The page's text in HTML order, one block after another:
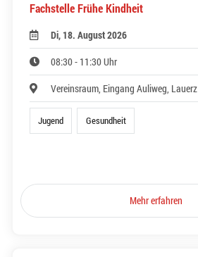
Fachstelle Frühe Kindheit
Di, 18. August 2026
08:30 - 11:30 Uhr
Vereinsraum, Eingang Auliweg, Lauerz
Jugend Gesundheit
Mehr erfahren